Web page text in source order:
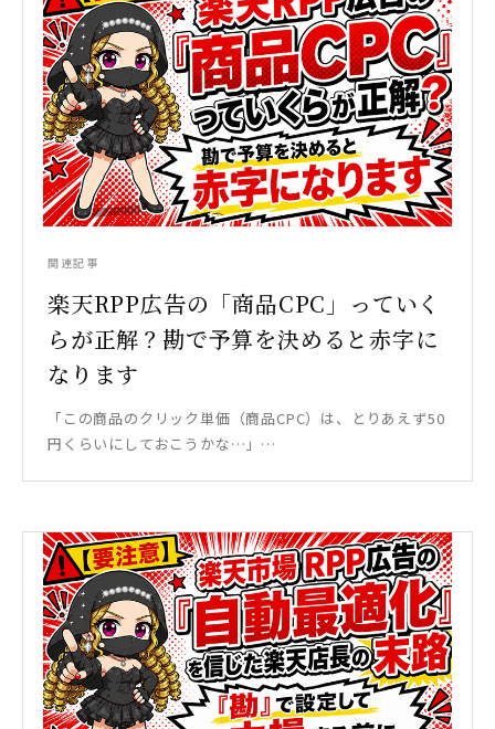
関連記事
楽天RPP広告の「商品CPC」っていく
らが正解？勘で予算を決めると赤字に
なります
「この商品のクリック単価（商品CPC）は、とりあえず50
円くらいにしておこうかな…」…